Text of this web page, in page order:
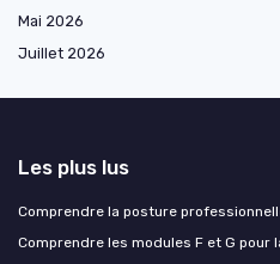
Mai 2026
Juillet 2026
Les plus lus
Comprendre la posture
Comprendre les modules F et G pour